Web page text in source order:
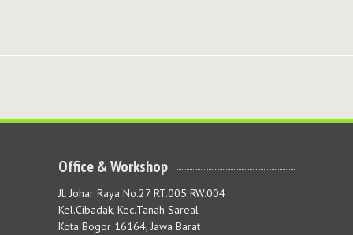
Office & Workshop
Jl. Johar Raya No.27 RT.005 RW.004
Kel.Cibadak, Kec.Tanah Sareal
Kota Bogor 16164, Jawa Barat